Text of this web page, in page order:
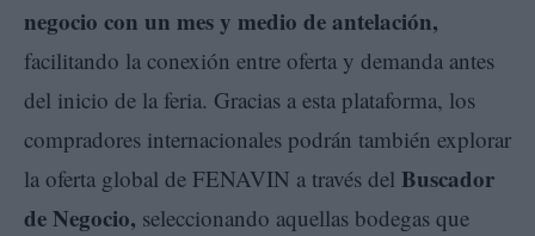
negocio con un mes y medio de antelación,
facilitando la conexión entre oferta y demanda antes
del inicio de la feria. Gracias a esta plataforma, los
compradores internacionales podrán también explorar
la oferta global de FENAVIN a través del Buscador
de Negocio, seleccionando aquellas bodegas que